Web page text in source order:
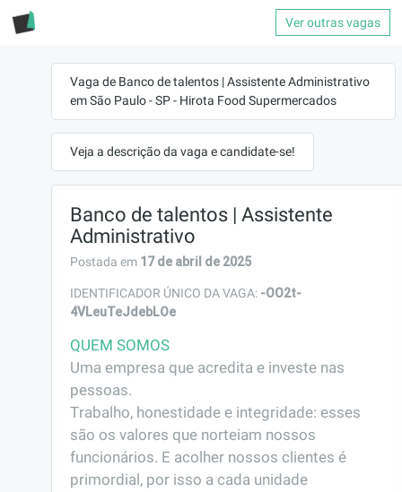
Ver outras vagas
Vaga de Banco de talentos | Assistente Administrativo
em São Paulo - SP - Hirota Food Supermercados
Veja a descrição da vaga e candidate-se!
Banco de talentos | Assistente
Administrativo
Postada em 17 de abril de 2025
IDENTIFICADOR ÚNICO DA VAGA: -OO2t-
4VLeuTeJdebLOe
QUEM SOMOS
Uma empresa que acredita e investe nas
pessoas.
Trabalho, honestidade e integridade: esses
são os valores que norteiam nossos
funcionários. E acolher nossos clientes é
primordial, por isso a cada unidade